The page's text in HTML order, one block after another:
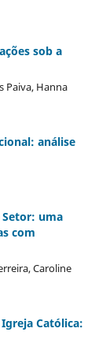
sob a
Paiva, Hanna
análise
uma
com
Caroline
Católica: